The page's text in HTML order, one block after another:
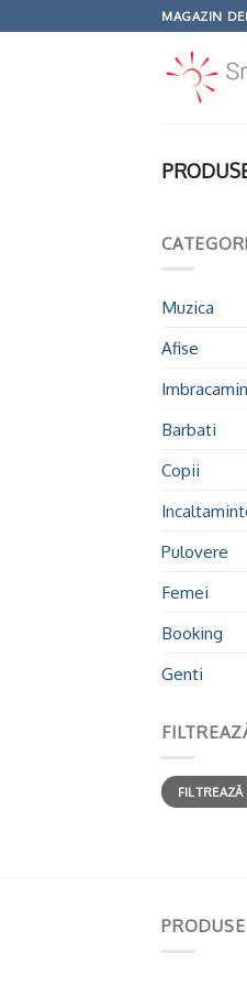
conținutul
MAGAZIN
Muzica
Afise
Barbati
Copii
Pulovere
Femei
Booking
Genti
FILTREAZĂ